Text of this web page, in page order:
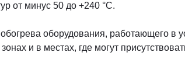
от минус 50 до +240 °С.
оборудования, работающего
и в местах, где могут